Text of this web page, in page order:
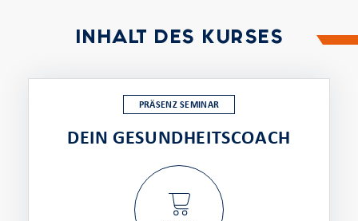
INHALT DES KURSES
PRÄSENZ SEMINAR
DEIN GESUNDHEITSCOACH